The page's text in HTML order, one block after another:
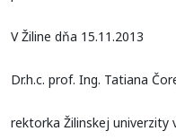
V Žiline dňa 15.11.2013
Dr.h.c. prof. Ing. Tatiana
rektorka Žilinskej univerzity